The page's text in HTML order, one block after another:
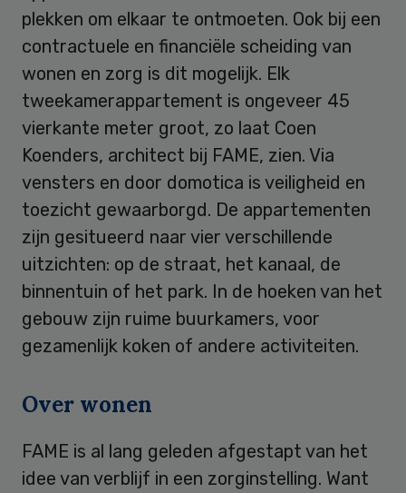
plekken om elkaar te ontmoeten. Ook bij een
contractuele en financiële scheiding van
wonen en zorg is dit mogelijk. Elk
tweekamerappartement is ongeveer 45
vierkante meter groot, zo laat Coen
Koenders, architect bij FAME, zien. Via
vensters en door domotica is veiligheid en
toezicht gewaarborgd. De appartementen
zijn gesitueerd naar vier verschillende
uitzichten: op de straat, het kanaal, de
binnentuin of het park. In de hoeken van het
gebouw zijn ruime buurkamers, voor
gezamenlijk koken of andere activiteiten.
Over wonen
FAME is al lang geleden afgestapt van het
idee van verblijf in een zorginstelling. Want